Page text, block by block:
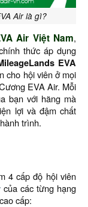
Air là gì?
Air Việt Nam,
thức áp dụng
EVA
cho hội viên ở mọi
EVA Air. Mỗi
bạn với hãng mà
lợi và đậm chất
trình.
4 cấp độ hội viên
của các từng hạng
cấp: